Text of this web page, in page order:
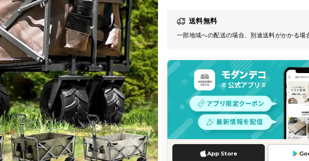
送料無料
一部地域への配送の場合、別途送料がかかる場
App Store